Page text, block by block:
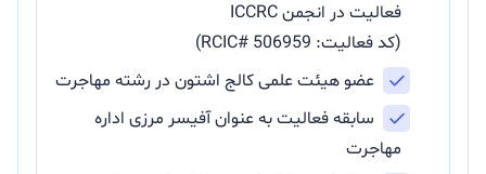
فعالیت در انجمن ICCRC
(کد فعالیت: RCIC# 506959)
عضو هیئت علمی کالج اشتون در رشته مهاجرت
سابقه فعالیت به عنوان آفیسر مرزی اداره
مهاجرت